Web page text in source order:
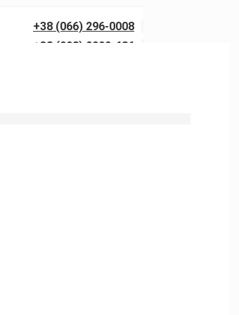
+38 (066) 296-0008
+38 (098) 0099-686
якості. Виїзд